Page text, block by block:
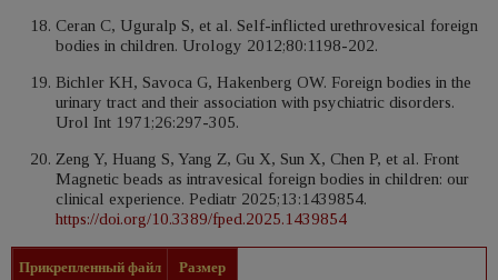
Ceran C, Uguralp S, et al. Self-inflicted urethrovesical foreign
bodies in children. Urology 2012;80:1198-202.
Bichler KH, Savoca G, Hakenberg OW. Foreign bodies in the
urinary tract and their association with psychiatric disorders.
Urol Int 1971;26:297-305.
Zeng Y, Huang S, Yang Z, Gu X, Sun X, Chen P, et al. Front
Magnetic beads as intravesical foreign bodies in children: our
clinical experience. Pediatr 2025;13:1439854.
https://doi.org/10.3389/fped.2025.1439854
Прикрепленный файл
Размер